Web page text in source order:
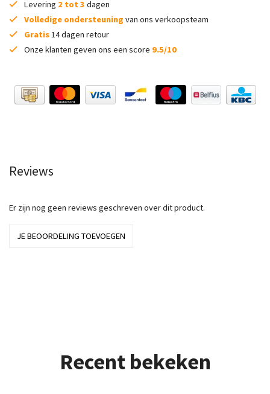
Levering 2 tot 3 dagen
Volledige ondersteuning van ons verkoopsteam
Gratis14 dagen retour
Onze klanten geven ons een score 9.5/10
Reviews
Er zijn nog geen reviews geschreven over dit product.
JE BEOORDELING TOEVOEGEN
Recent bekeken